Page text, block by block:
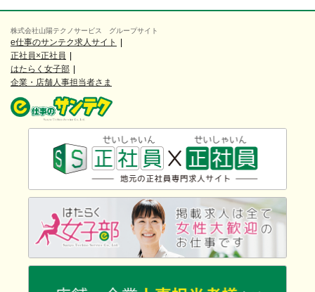
株式会社山陽テクノサービス グループサイト
e仕事のサンテク求人サイト
正社員×正社員
はたらく女子部
企業・店舗人事担当者さま